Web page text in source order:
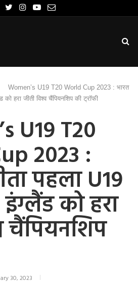
Women’s U19 T20 World Cup 2023 : भारत
हरा जीती विश्व चैंपियनशिप की ट्रॉफी
U19 T20
2023 :
पहला U19
को हरा
चैंपियनशिप
30, 2023